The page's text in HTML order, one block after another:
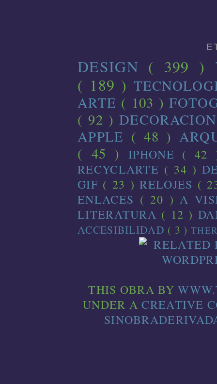
DESIGN ( 399 )
( 189 )
ARTE ( 103 )
( 92 )
APPLE ( 48 )
( 45 )IPHONE (
RECYCLARTE ( 34 )
GIF ( 23 )RELOJES (
ENLACES ( 20 )A
LITERATURA ( 12 )
ACCESIBILIDAD ( 3 )
THIS OBRA BY
UNDER ACREATIVE